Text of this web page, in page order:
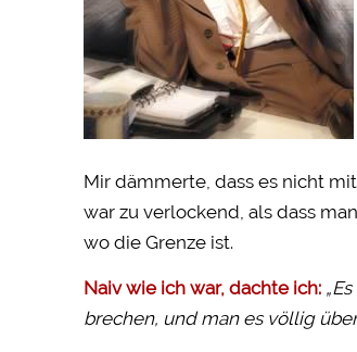
Mir dämmerte, dass es nicht
war zu verlockend, als dass
wo die Grenze ist.
Naiv wie ich war, dachte ich:
brechen, und man es völlig